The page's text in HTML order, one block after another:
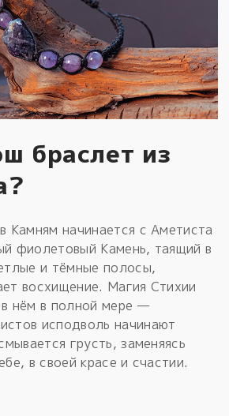
браслет из
Камням начинается с Аметиста
фиолетовый Камень, таящий в
и тёмные полосы,
восхищение. Магия Стихии
нём в полной мере —
исподволь начинают
грусть, заменяясь
в своей красе и счастии.